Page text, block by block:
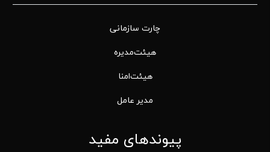
چارت سازمانی
هیئت‌مدیره
هیئت‌امنا
مدیر عامل
پیوندهای مفید